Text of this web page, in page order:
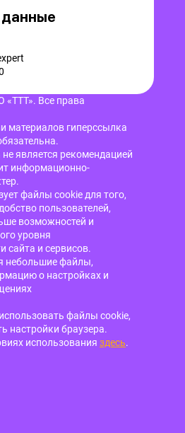
данные
Все права
материалов гиперссылка
является рекомендацией
информационно-
файлы cookie для того,
пользователей,
возможностей и
уровня
сайта и сервисов.
небольшие файлы,
о настройках и
файлы cookie,
настройки браузера.
использования здесь.